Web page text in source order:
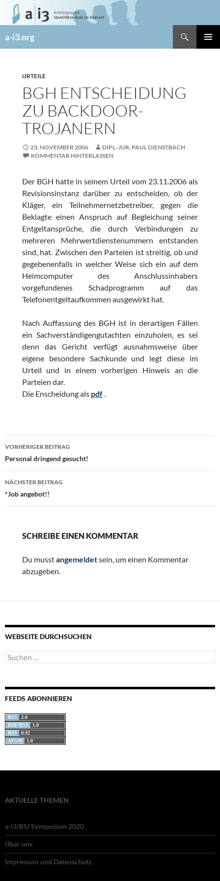
Zum
Inhalt
a-i3.org
URTEILE
BGH ENTSCHEIDUNG
ZU BACKDOOR-
TROJANERN
23. NOVEMBER 2006
DIPL.-JUR. PAUL DIENSTBACH
KOMMENTAR HINTERLASSEN
Der BGH hatte in seinem Urteil vom 23.11.2006 als
Revisionsinstanz darüber zu entscheiden, ob der
Kläger, ein Teilnehmernetzbetreiber, gegen die
Beklagte einen Anspruch auf Begleichung seiner
Entgeltansprüche, die durch Verbindungen zu
mehreren Mehrwertdienstenummern entstanden
sind, hat. Zwischen den Parteien ist streitig, ob und
gegebenenfalls in welcher Weise sich ein auf dem
Heimcomputer des Anschlussinhabers
vorgefundenes Schadprogramm auf das
Telefonentgeltaufkommen ausgewirkt hat.
Nach Auffassung des BGH ist in derartigen Fällen
ein Sachverständigengutachten einzuholen, es sei
denn das Gericht verfügt ausnahmsweise über
eigene besondere Sachkunde und legt diese im
Urteil und in einem vorherigen Hinweis an die
Parteien dar.
Die Enscheidung als pdf.
Beitragsnavigation
VORHERIGER BEITRAG
Personal dringend gesucht!
NÄCHSTER BEITRAG
*Job angebot!!
SCHREIBE EINEN KOMMENTAR
Du musstangemeldetsein, um einen Kommentar
abzugeben.
WEBSEITE DURCHSUCHEN
Suchen
nach:
FEEDS ABONNIEREN
RSS
2.0
RDF/RSS
1.0
RSS
0.92
ATOM
1.0
AKTUELLE THEMEN
a-i3/BSI Symposium 2020
Über uns
Impressum und Datenschutz